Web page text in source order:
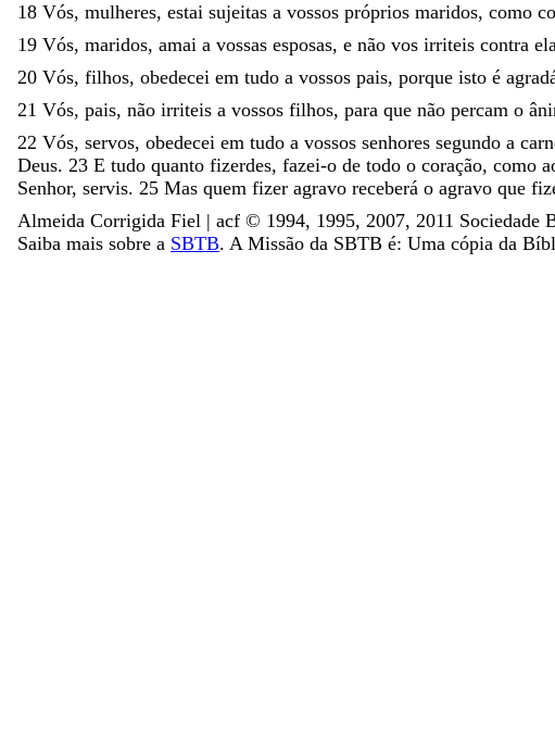
18 Vós, mulheres, estai sujeitas a vossos próprios maridos, como
19 Vós, maridos, amai a vossas esposas, e não vos irriteis contra
20 Vós, filhos, obedecei em tudo a vossos pais, porque isto é
21 Vós, pais, não irriteis a vossos filhos, para que não percam o
22 Vós, servos, obedecei em tudo a vossos senhores segundo a
Deus. 23 E tudo quanto fizerdes, fazei-o de todo o coração, como
Senhor, servis. 25 Mas quem fizer agravo receberá o agravo que
Almeida Corrigida Fiel | acf ©️ 1994, 1995, 2007, 2011
Saiba mais sobre a SBTB. A Missão da SBTB é: Uma cópia da